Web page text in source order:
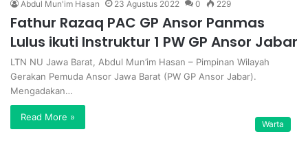
Abdul Mun'im Hasan 23 Agustus 2022 0 229
Fathur Razaq PAC GP Ansor Panmas
Lulus ikuti Instruktur 1 PW GP Ansor Jabar
LTN NU Jawa Barat, Abdul Mun’im Hasan – Pimpinan Wilayah
Gerakan Pemuda Ansor Jawa Barat (PW GP Ansor Jabar).
Mengadakan…
Read More »
Warta